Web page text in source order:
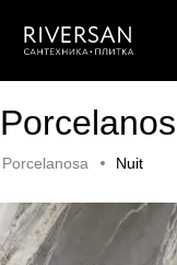
Nuit